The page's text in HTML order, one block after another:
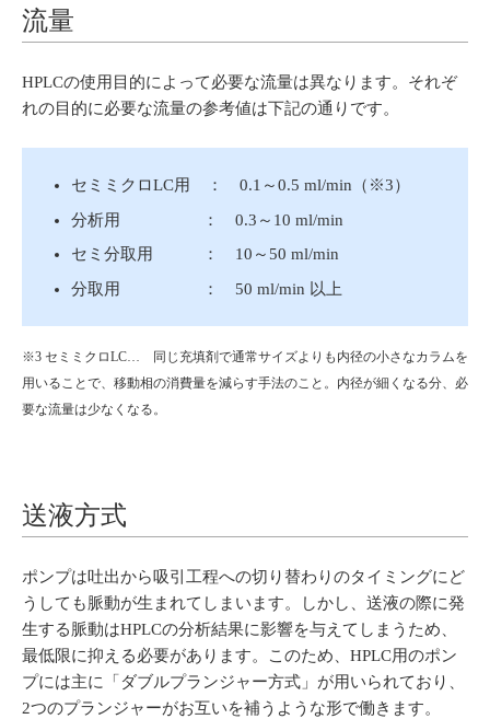
流量
HPLCの使用目的によって必要な流量は異なります。それぞ
れの目的に必要な流量の参考値は下記の通りです。
セミミクロLC用 ： 0.1～0.5 ml/min（※3）
分析用 ： 0.3～10 ml/min
セミ分取用 ： 10～50 ml/min
分取用 ： 50 ml/min 以上
※3 セミミクロLC… 同じ充填剤で通常サイズよりも内径の小さなカラムを
用いることで、移動相の消費量を減らす手法のこと。内径が細くなる分、必
要な流量は少なくなる。
送液方式
ポンプは吐出から吸引工程への切り替わりのタイミングにど
うしても脈動が生まれてしまいます。しかし、送液の際に発
生する脈動はHPLCの分析結果に影響を与えてしまうため、
最低限に抑える必要があります。このため、HPLC用のポン
プには主に「ダブルプランジャー方式」が用いられており、
2つのプランジャーがお互いを補うような形で働きます。